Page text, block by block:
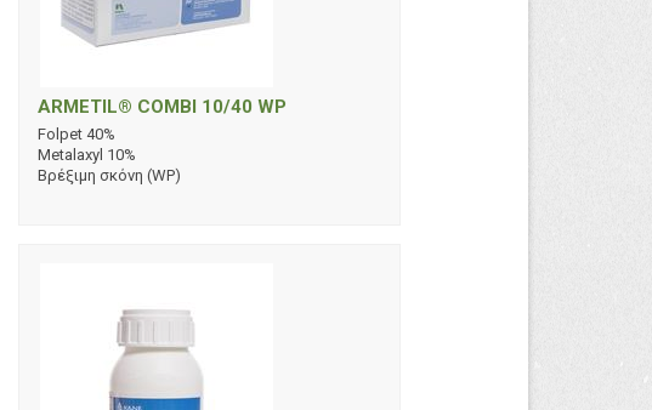
ARMETIL® COMBI 10/40 WP
Folpet 40%
Metalaxyl 10%
Βρέξιμη σκόνη (WP)